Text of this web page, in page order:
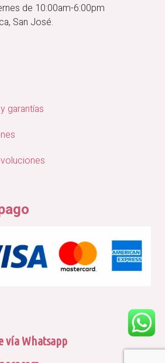
de 10:00am-6:00pm
San José.
garantías
vía Whatsapp